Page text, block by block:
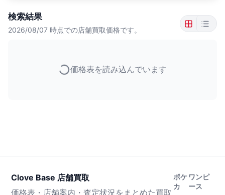
検索結果
2026/08/07 時点での店舗買取価格です。
価格表を読み込んでいます
Clove Base 店舗買取
価格表・店舗案内・査定状況をまとめた買取
ポケ
カ
ワンピ
ース